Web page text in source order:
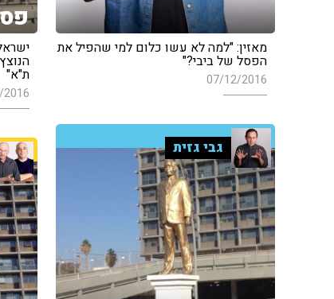
מאזין: "למה לא עשו כלום למי שהפיל את
הפסל של ביבי?"
07/12/2016 ת"א"
גבי גזית